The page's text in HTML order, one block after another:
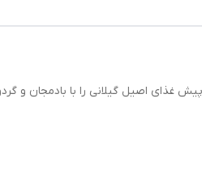
غذای اصیل گیلانی را با بادمجان و